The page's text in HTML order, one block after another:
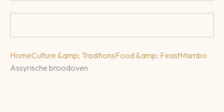
HomeCulture &amp; TraditionsFood &amp; FeastMambo
Assyrische broodoven